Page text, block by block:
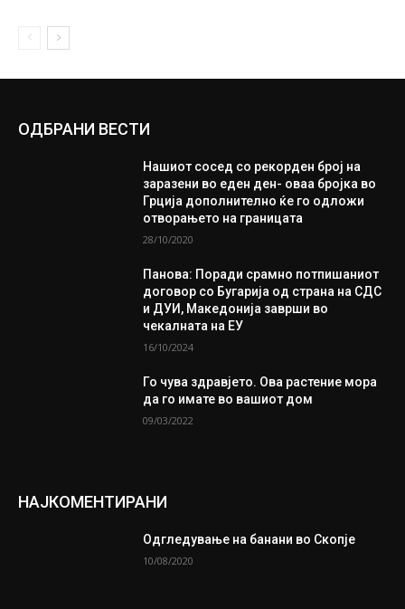
ОДБРАНИ ВЕСТИ
Нашиот сосед со рекорден број на
заразени во еден ден- оваа бројка во
Грција дополнително ќе го одложи
отворањето на границата
28/10/2020
Панова: Поради срамно потпишаниот
договор со Бугарија од страна на СДС
и ДУИ, Македонија заврши во
чекалната на ЕУ
16/10/2024
Го чува здравјето. Ова растение мора
да го имате во вашиот дом
09/03/2022
НАЈКОМЕНТИРАНИ
Одгледување на банани во Скопје
10/08/2020